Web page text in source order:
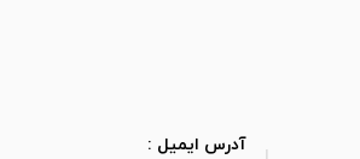
آدرس ایمیل :